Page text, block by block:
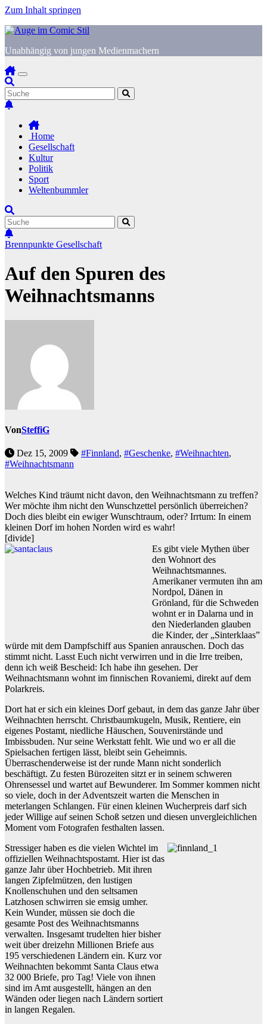
Zum Inhalt springen
Unabhängig von jungen Medienmachern
Home
Gesellschaft
Kultur
Politik
Sport
Weltenbummler
Brennpunkte Gesellschaft
Auf den Spuren des
Weihnachtsmanns
VonSteffiG
Dez 15, 2009 #Finnland, #Geschenke, #Weihnachten,
#Weihnachtsmann
Welches Kind träumt nicht davon, den Weihnachtsmann zu treffen?
Wer möchte ihm nicht den Wunschzettel persönlich überreichen?
Doch dies bleibt ein ewiger Wunschtraum, oder? Irrtum: In einem
kleinen Dorf im hohen Norden wird es wahr!
[divide]
Es gibt viele Mythen über
den Wohnort des
Weihnachtsmannes.
Amerikaner vermuten ihn am
Nordpol, Dänen in
Grönland, für die Schweden
wohnt er in Dalarna und in
den Niederlanden glauben
die Kinder, der „Sinterklaas”
würde mit dem Dampfschiff aus Spanien anrauschen. Doch das
stimmt nicht. Lasst Euch nicht verwirren und in die Irre treiben,
denn ich weiß Bescheid: Ich habe ihn gesehen. Der
Weihnachtsmann wohnt im finnischen Rovaniemi, direkt auf dem
Polarkreis.
Dort hat er sich ein kleines Dorf gebaut, in dem das ganze Jahr über
Weihnachten herrscht. Christbaumkugeln, Musik, Rentiere, ein
eigenes Postamt, niedliche Häuschen, Souvenirstände und
Imbissbuden. Nur seine Werkstatt fehlt. Wie und wo er all die
Spielsachen fertigen lässt, bleibt sein Geheimnis.
Überraschenderweise ist der runde Mann nicht sonderlich
beschäftigt. Zu festen Bürozeiten sitzt er in seinem schweren
Ohrensessel und wartet auf Bewunderer. Im Sommer kommen nicht
so viele, doch in der Adventszeit warten die Menschen in
meterlangen Schlangen. Für einen kleinen Wucherpreis darf sich
jeder Willige auf seinen Schoß setzen und diesen unvergleichlichen
Moment vom Fotografen festhalten lassen.
Stressiger haben es die vielen Wichtel im
offiziellen Weihnachtspostamt. Hier ist das
ganze Jahr über Hochbetrieb. Mit ihren
langen Zipfelmützen, den lustigen
Knollenschuhen und den seltsamen
Latzhosen schwirren sie emsig umher.
Kein Wunder, müssen sie doch die
gesamte Post des Weihnachtsmanns
verwalten. Insgesamt trudelten hier bisher
weit über dreizehn Millionen Briefe aus
195 verschiedenen Ländern ein. Kurz vor
Weihnachten bekommt Santa Claus etwa
32 000 Briefe, pro Tag! Viele von ihnen
sind im Amt ausgestellt, hängen an den
Wänden oder liegen nach Ländern sortiert
in langen Regalen.